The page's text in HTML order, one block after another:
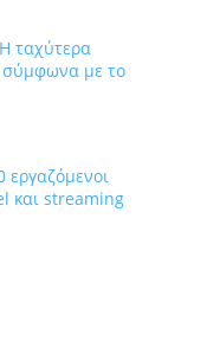
ταχύτερα
σύμφωνα με το
και streaming